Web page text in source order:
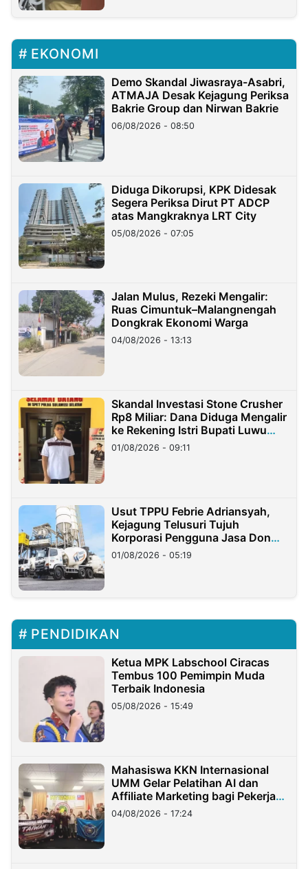
EKONOMI
Demo Skandal Jiwasraya-Asabri,
ATMAJA Desak Kejagung Periksa
Bakrie Group dan Nirwan Bakrie
06/08/2026 - 08:50
Diduga Dikorupsi, KPK Didesak
Segera Periksa Dirut PT ADCP
atas Mangkraknya LRT City
05/08/2026 - 07:05
Jalan Mulus, Rezeki Mengalir:
Ruas Cimuntuk–Malangnengah
Dongkrak Ekonomi Warga
04/08/2026 - 13:13
Skandal Investasi Stone Crusher
Rp8 Miliar: Dana Diduga Mengalir
ke Rekening Istri Bupati Luwu
Timur
01/08/2026 - 09:11
Usut TPPU Febrie Adriansyah,
Kejagung Telusuri Tujuh
Korporasi Pengguna Jasa Don
Ritto
01/08/2026 - 05:19
PENDIDIKAN
Ketua MPK Labschool Ciracas
Tembus 100 Pemimpin Muda
Terbaik Indonesia
05/08/2026 - 15:49
Mahasiswa KKN Internasional
UMM Gelar Pelatihan AI dan
Affiliate Marketing bagi Pekerja
Migran Indonesia di Taiwan
04/08/2026 - 17:24